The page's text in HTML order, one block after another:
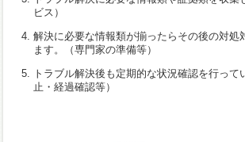
ビス）
解決に必要な情報類が揃ったらその後の対処
ます。（専門家の準備等）
トラブル解決後も定期的な状況確認を行って
止・経過確認等）